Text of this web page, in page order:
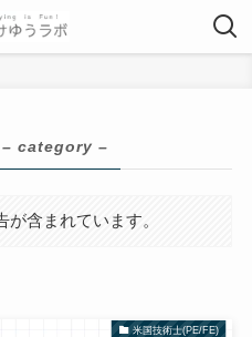
– category –
含まれています。
米国技術士(PE/FE)